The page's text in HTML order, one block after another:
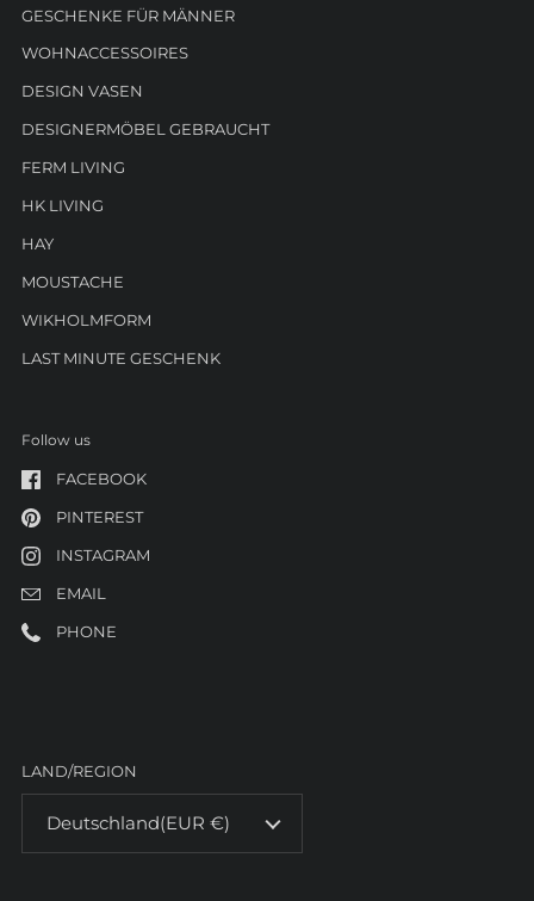
GESCHENKE FÜR MÄNNER
WOHNACCESSOIRES
DESIGN VASEN
DESIGNERMÖBEL GEBRAUCHT
FERM LIVING
HK LIVING
HAY
MOUSTACHE
WIKHOLMFORM
LAST MINUTE GESCHENK
Follow us
FACEBOOK
PINTEREST
INSTAGRAM
EMAIL
PHONE
LAND/REGION
Deutschland(EUR €)